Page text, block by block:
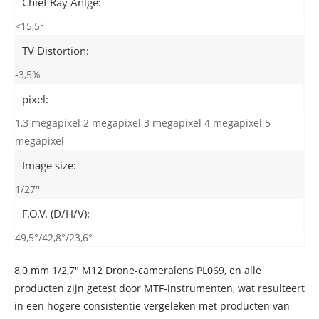
<15,5°
TV Distortion:
-3,5%
pixel:
1,3 megapixel 2 megapixel 3 megapixel 4 megapixel 5
megapixel
Image size:
1/27''
F.O.V. (D/H/V):
49,5°/42,8°/23,6°
8,0 mm 1/2,7" M12 Drone-cameralens PL069, en alle
producten zijn getest door MTF-instrumenten, wat resulteert
in een hogere consistentie vergeleken met producten van